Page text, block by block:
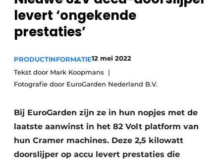
Privacy / Cookie statement
Vacature aanmelden
Video’s
levert ‘ongekende
prestaties’
PRODUCTINFORMATIE12 mei 2022
Tekst door Mark Koopmans
Fotografie door EuroGarden Nederland B.V.
Bij EuroGarden zijn ze in hun nopjes met de
laatste aanwinst in het 82 Volt platform van
hun Cramer machines. Deze 2,5 kilowatt
doorslijper op accu levert prestaties die